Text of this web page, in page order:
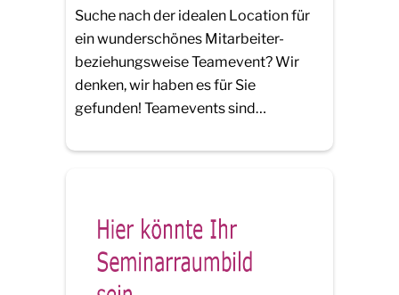
Suche nach der idealen Location für
ein wunderschönes Mitarbeiter-
beziehungsweise Teamevent? Wir
denken, wir haben es für Sie
gefunden! Teamevents sind…